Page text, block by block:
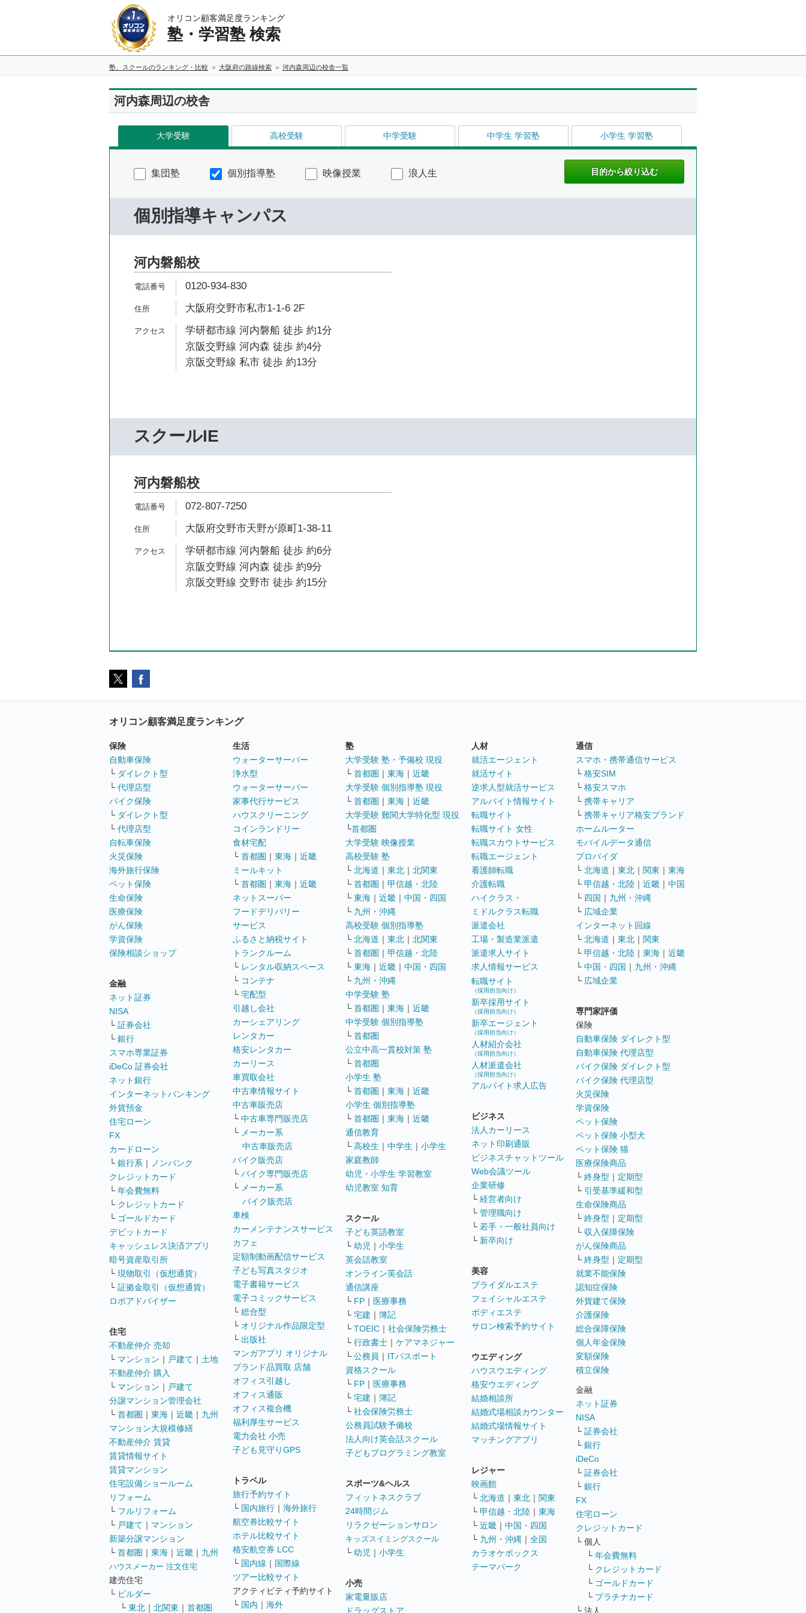
オリコン顧客満足度ランキング
塾・学習塾 検索
塾、スクールのランキング・比較 大阪府の路線検索 河内森周辺の校舎一覧
河内森周辺の校舎
大学受験 高校受験 中学受験 中学生 学習塾 小学生 学習塾
集団塾 個別指導塾 映像授業 浪人生
個別指導キャンパス
河内磐船校
0120-934-830
大阪府交野市私市1-1-6 2F
学研都市線 河内磐船 徒歩 約1分
京阪交野線 河内森 徒歩 約4分
京阪交野線 私市 徒歩 約13分
スクールIE
河内磐船校
072-807-7250
大阪府交野市天野が原町1-38-11
学研都市線 河内磐船 徒歩 約6分
京阪交野線 河内森 徒歩 約9分
京阪交野線 交野市 徒歩 約15分
オリコン顧客満足度ランキング
保険
自動車保険
└ ダイレクト型
└ 代理店型
バイク保険
└ ダイレクト型
└ 代理店型
自転車保険
火災保険
海外旅行保険
ペット保険
生命保険
医療保険
がん保険
学資保険
保険相談ショップ
金融
ネット証券
NISA
└ 証券会社
└ 銀行
スマホ専業証券
iDeCo 証券会社
ネット銀行
インターネットバンキング
外貨預金
住宅ローン
FX
カードローン
└ 銀行系 ｜
ノンバンク
クレジットカード
└ 年会費無料
└ クレジットカード
└ ゴールドカード
デビットカード
キャッシュレス決済アプリ
暗号資産取引所
└ 現物取引（仮想通貨）
└ 証拠金取引（仮想通貨）
ロボアドバイザー
住宅
不動産仲介 売却
└ マンション ｜ 戸建て ｜ 土地
不動産仲介 購入
└ マンション ｜ 戸建て
分譲マンション管理会社
└ 首都圏 ｜ 東海 ｜ 近畿 ｜ 九州
マンション大規模修繕
不動産仲介 賃貸
賃貸情報サイト
賃貸マンション
住宅設備ショールーム
リフォーム
└ フルリフォーム
└ 戸建て ｜ マンション
新築分譲マンション
└ 首都圏 ｜ 東海 ｜ 近畿 ｜ 九州
ハウスメーカー 注文住宅
建売住宅
└ ビルダー
└ 東北 ｜ 北関東 ｜ 首都圏
生活
ウォーターサーバー
浄水型
ウォーターサーバー
家事代行サービス
ハウスクリーニング
コインランドリー
食材宅配
└ 首都圏 ｜ 東海 ｜ 近畿
ミールキット
└ 首都圏 ｜ 東海 ｜ 近畿
ネットスーパー
フードデリバリー
サービス
ふるさと納税サイト
トランクルーム
└ レンタル収納スペース
└ コンテナ
└ 宅配型
引越し会社
カーシェアリング
レンタカー
格安レンタカー
カーリース
車買取会社
中古車情報サイト
中古車販売店
└ 中古車専門販売店
└ メーカー系
中古車販売店
バイク販売店
└ バイク専門販売店
└ メーカー系
バイク販売店
車検
カーメンテナンスサービス
カフェ
定額制動画配信サービス
子ども写真スタジオ
電子書籍サービス
電子コミックサービス
└ 総合型
└ オリジナル作品限定型
└ 出版社
マンガアプリ オリジナル
ブランド品買取 店舗
オフィス引越し
オフィス通販
オフィス複合機
福利厚生サービス
電力会社 小売
子ども見守りGPS
トラベル
旅行予約サイト
└ 国内旅行 ｜ 海外旅行
航空券比較サイト
ホテル比較サイト
格安航空券 LCC
└ 国内線 ｜ 国際線
ツアー比較サイト
アクティビティ予約サイト
└ 国内 ｜ 海外
塾
大学受験 塾・予備校 現役
└ 首都圏 ｜ 東海 ｜ 近畿
大学受験 個別指導塾 現役
└ 首都圏 ｜ 東海 ｜ 近畿
大学受験 難関大学特化型 現役
└首都圏
大学受験 映像授業
高校受験 塾
└ 北海道 ｜ 東北 ｜ 北関東
└ 首都圏 ｜ 甲信越・北陸
└ 東海 ｜ 近畿 ｜ 中国・四国
└ 九州・沖縄
高校受験 個別指導塾
└ 北海道 ｜ 東北 ｜ 北関東
└ 首都圏 ｜ 甲信越・北陸
└ 東海 ｜ 近畿 ｜ 中国・四国
└ 九州・沖縄
中学受験 塾
└ 首都圏 ｜ 東海 ｜ 近畿
中学受験 個別指導塾
└ 首都圏
公立中高一貫校対策 塾
└ 首都圏
小学生 塾
└ 首都圏 ｜ 東海 ｜ 近畿
小学生 個別指導塾
└ 首都圏 ｜ 東海 ｜ 近畿
通信教育
└ 高校生 ｜ 中学生 ｜ 小学生
家庭教師
幼児・小学生 学習教室
幼児教室 知育
スクール
子ども英語教室
└ 幼児 ｜ 小学生
英会話教室
オンライン英会話
通信講座
└ FP ｜ 医療事務
└ 宅建 ｜ 簿記
└ TOEIC ｜ 社会保険労務士
└ 行政書士 ｜ ケアマネジャー
└ 公務員 ｜ ITパスポート
資格スクール
└ FP ｜ 医療事務
└ 宅建 ｜ 簿記
└ 社会保険労務士
公務員試験予備校
法人向け英会話スクール
子どもプログラミング教室
スポーツ&ヘルス
フィットネスクラブ
24時間ジム
リラクゼーションサロン
キッズスイミングスクール
└ 幼児 ｜ 小学生
小売
家電量販店
ドラッグストア
人材
就活エージェント
就活サイト
逆求人型就活サービス
アルバイト情報サイト
転職サイト
転職サイト 女性
転職スカウトサービス
転職エージェント
看護師転職
介護転職
ハイクラス・
ミドルクラス転職
派遣会社
工場・製造業派遣
派遣求人サイト
求人情報サービス
転職サイト
（採用担当向け）
新卒採用サイト
（採用担当向け）
新卒エージェント
（採用担当向け）
人材紹介会社
（採用担当向け）
人材派遣会社
（採用担当向け）
アルバイト求人広告
ビジネス
法人カーリース
ネット印刷通販
ビジネスチャットツール
Web会議ツール
企業研修
└ 経営者向け
└ 管理職向け
└ 若手・一般社員向け
└ 新卒向け
美容
ブライダルエステ
フェイシャルエステ
ボディエステ
サロン検索予約サイト
ウエディング
ハウスウエディング
格安ウエディング
結婚相談所
結婚式場相談カウンター
結婚式場情報サイト
マッチングアプリ
レジャー
映画館
└ 北海道 ｜ 東北 ｜ 関東
└ 甲信越・北陸 ｜ 東海
└ 近畿 ｜ 中国・四国
└ 九州・沖縄 ｜ 全国
カラオケボックス
テーマパーク
通信
スマホ・携帯通信サービス
└ 格安SIM
└ 格安スマホ
└ 携帯キャリア
└ 携帯キャリア格安ブランド
ホームルーター
モバイルデータ通信
プロバイダ
└ 北海道 ｜ 東北 ｜ 関東 ｜ 東海
└ 甲信越・北陸 ｜ 近畿 ｜ 中国
└ 四国 ｜ 九州・沖縄
└ 広域企業
インターネット回線
└ 北海道 ｜ 東北 ｜ 関東
└ 甲信越・北陸 ｜ 東海 ｜ 近畿
└ 中国・四国 ｜ 九州・沖縄
└ 広域企業
専門家評価
保険
自動車保険 ダイレクト型
自動車保険 代理店型
バイク保険 ダイレクト型
バイク保険 代理店型
火災保険
学資保険
ペット保険
ペット保険 小型犬
ペット保険 猫
医療保険商品
└ 終身型 ｜ 定期型
└ 引受基準緩和型
生命保険商品
└ 終身型 ｜ 定期型
└ 収入保障保険
がん保険商品
└ 終身型 ｜ 定期型
就業不能保険
認知症保険
外貨建て保険
介護保険
総合保障保険
個人年金保険
変額保険
積立保険
金融
ネット証券
NISA
└ 証券会社
└ 銀行
iDeCo
└ 証券会社
└ 銀行
FX
住宅ローン
クレジットカード
└ 個人
└ 年会費無料
└ クレジットカード
└ ゴールドカード
└ プラチナカード
└ 法人